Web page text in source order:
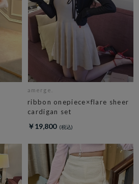
amerge.
ribbon onepiece×flare sheer
cardigan set
￥19,800